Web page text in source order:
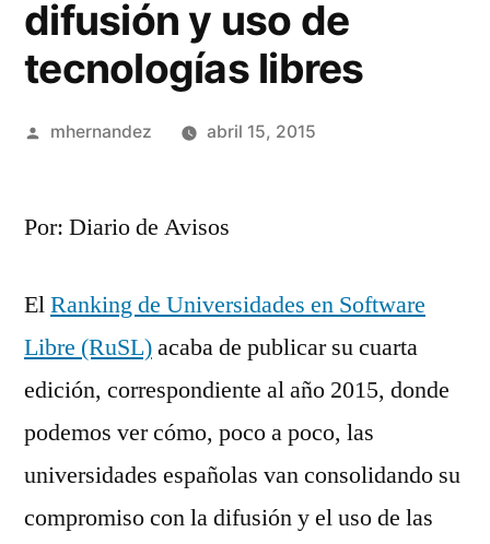
difusión y uso de
tecnologías libres
Publicado
mhernandez abril 15, 2015
Por: Diario de Avisos
ElRanking de Universidades en Software
Libre (RuSL)acaba de publicar su cuarta
edición, correspondiente al año 2015, donde
podemos ver cómo, poco a poco, las
universidades españolas van consolidando su
compromiso con la difusión y el uso de las